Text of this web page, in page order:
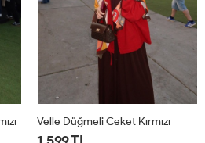
Velle Düğmeli Ceket Kırmızı